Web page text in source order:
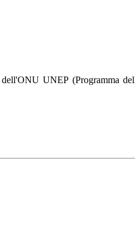
UNEP (Programma